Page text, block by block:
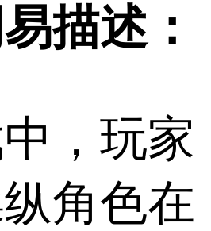
描述：
，玩家
角色在